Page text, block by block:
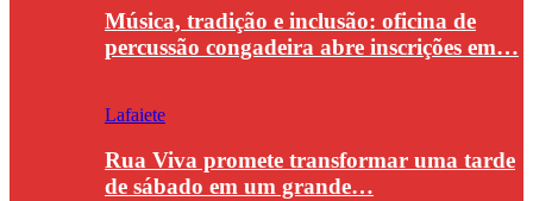
Música, tradição e inclusão: oficina de
percussão congadeira abre inscrições em…
Lafaiete
Rua Viva promete transformar uma tarde
de sábado em um grande…